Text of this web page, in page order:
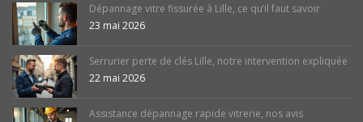
Dépannage vitre fissurée à Lille, ce qu’il faut savoir
23 mai 2026
Serrurier perte de clés Lille, notre intervention expliquée
22 mai 2026
Assistance dépannage rapide vitrerie, nos avis